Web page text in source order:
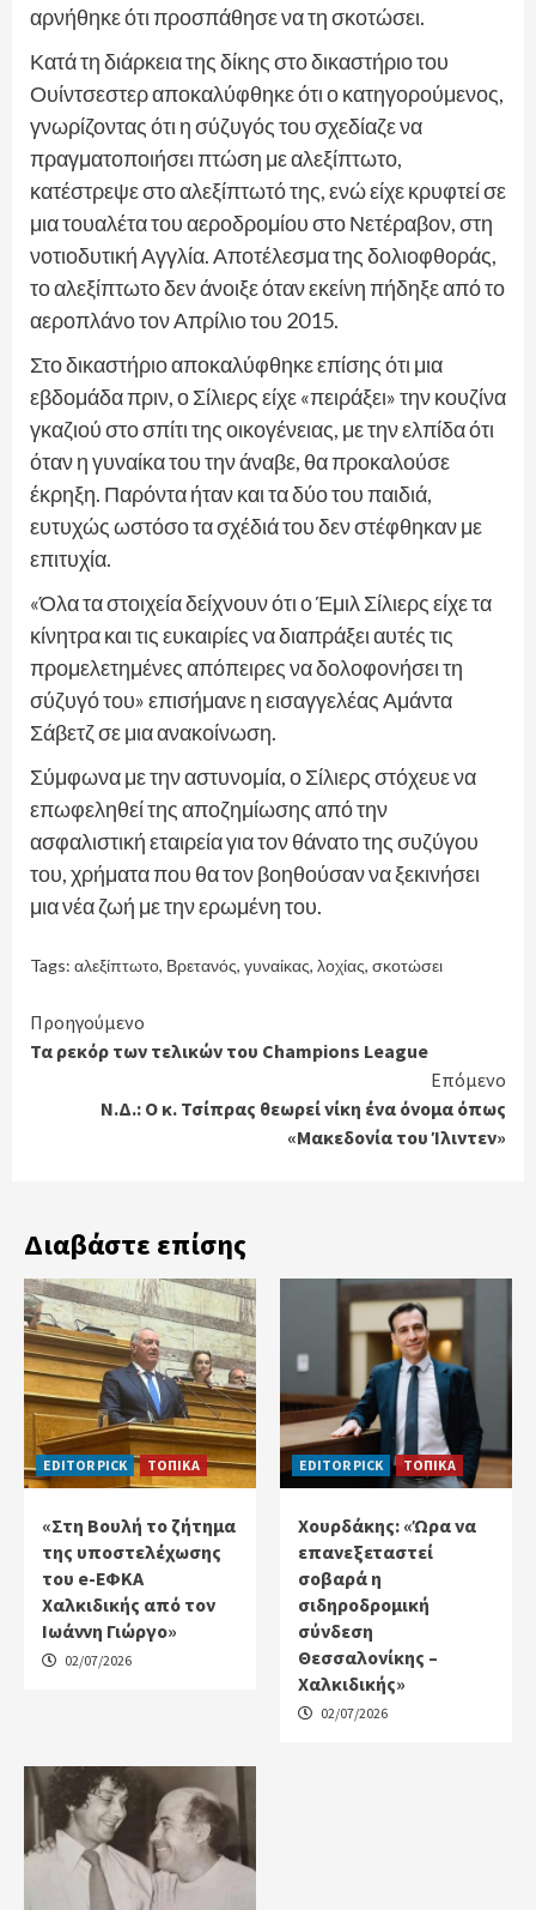
αρνήθηκε ότι προσπάθησε να τη σκοτώσει.
Κατά τη διάρκεια της δίκης στο δικαστήριο του
Ουίντσεστερ αποκαλύφθηκε ότι ο κατηγορούμενος,
γνωρίζοντας ότι η σύζυγός του σχεδίαζε να
πραγματοποιήσει πτώση με αλεξίπτωτο,
κατέστρεψε στο αλεξίπτωτό της, ενώ είχε κρυφτεί σε
μια τουαλέτα του αεροδρομίου στο Νετέραβον, στη
νοτιοδυτική Αγγλία. Αποτέλεσμα της δολιοφθοράς,
το αλεξίπτωτο δεν άνοιξε όταν εκείνη πήδηξε από το
αεροπλάνο τον Απρίλιο του 2015.
Στο δικαστήριο αποκαλύφθηκε επίσης ότι μια
εβδομάδα πριν, ο Σίλιερς είχε «πειράξει» την κουζίνα
γκαζιού στο σπίτι της οικογένειας, με την ελπίδα ότι
όταν η γυναίκα του την άναβε, θα προκαλούσε
έκρηξη. Παρόντα ήταν και τα δύο του παιδιά,
ευτυχώς ωστόσο τα σχέδιά του δεν στέφθηκαν με
επιτυχία.
«Όλα τα στοιχεία δείχνουν ότι ο Έμιλ Σίλιερς είχε τα
κίνητρα και τις ευκαιρίες να διαπράξει αυτές τις
προμελετημένες απόπειρες να δολοφονήσει τη
σύζυγό του» επισήμανε η εισαγγελέας Αμάντα
Σάβετζ σε μια ανακοίνωση.
Σύμφωνα με την αστυνομία, ο Σίλιερς στόχευε να
επωφεληθεί της αποζημίωσης από την
ασφαλιστική εταιρεία για τον θάνατο της συζύγου
του, χρήματα που θα τον βοηθούσαν να ξεκινήσει
μια νέα ζωή με την ερωμένη του.
Tags: αλεξίπτωτο, Βρετανός, γυναίκας, λοχίας, σκοτώσει
Continue
Reading
Προηγούμενο
Τα ρεκόρ των τελικών του Champions League
Επόμενο
N.Δ.: Ο κ. Τσίπρας θεωρεί νίκη ένα όνομα όπως
«Μακεδονία του Ίλιντεν»
Διαβάστε επίσης
EDITOR PICK ΤΟΠΙΚΑ
«Στη Βουλή το ζήτημα
της υποστελέχωσης
του e-ΕΦΚΑ
Χαλκιδικής από τον
Ιωάννη Γιώργο»
02/07/2026
EDITOR PICK ΤΟΠΙΚΑ
Χουρδάκης: «Ώρα να
επανεξεταστεί
σοβαρά η
σιδηροδρομική
σύνδεση
Θεσσαλονίκης –
Χαλκιδικής»
02/07/2026